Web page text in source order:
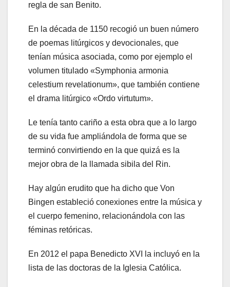
regla de san Benito.
En la década de 1150 recogió un buen número
de poemas litúrgicos y devocionales, que
tenían música asociada, como por ejemplo el
volumen titulado «Symphonia armonia
celestium revelationum», que también contiene
el drama litúrgico «Ordo virtutum».
Le tenía tanto cariño a esta obra que a lo largo
de su vida fue ampliándola de forma que se
terminó convirtiendo en la que quizá es la
mejor obra de la llamada sibila del Rin.
Hay algún erudito que ha dicho que Von
Bingen estableció conexiones entre la música y
el cuerpo femenino, relacionándola con las
féminas retóricas.
En 2012 el papa Benedicto XVI la incluyó en la
lista de las doctoras de la Iglesia Católica.